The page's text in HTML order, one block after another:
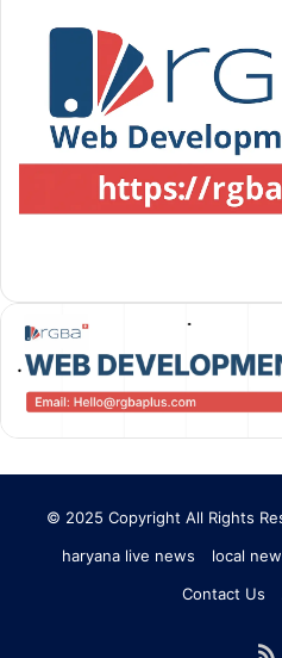
© 2025 Copyright All Rights
haryana live news
local
Contact Us